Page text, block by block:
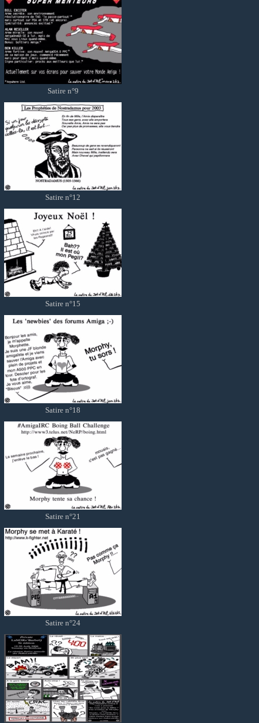
Satire n°9
Satire n°12
Satire n°15
Satire n°18
Satire n°21
Satire n°24